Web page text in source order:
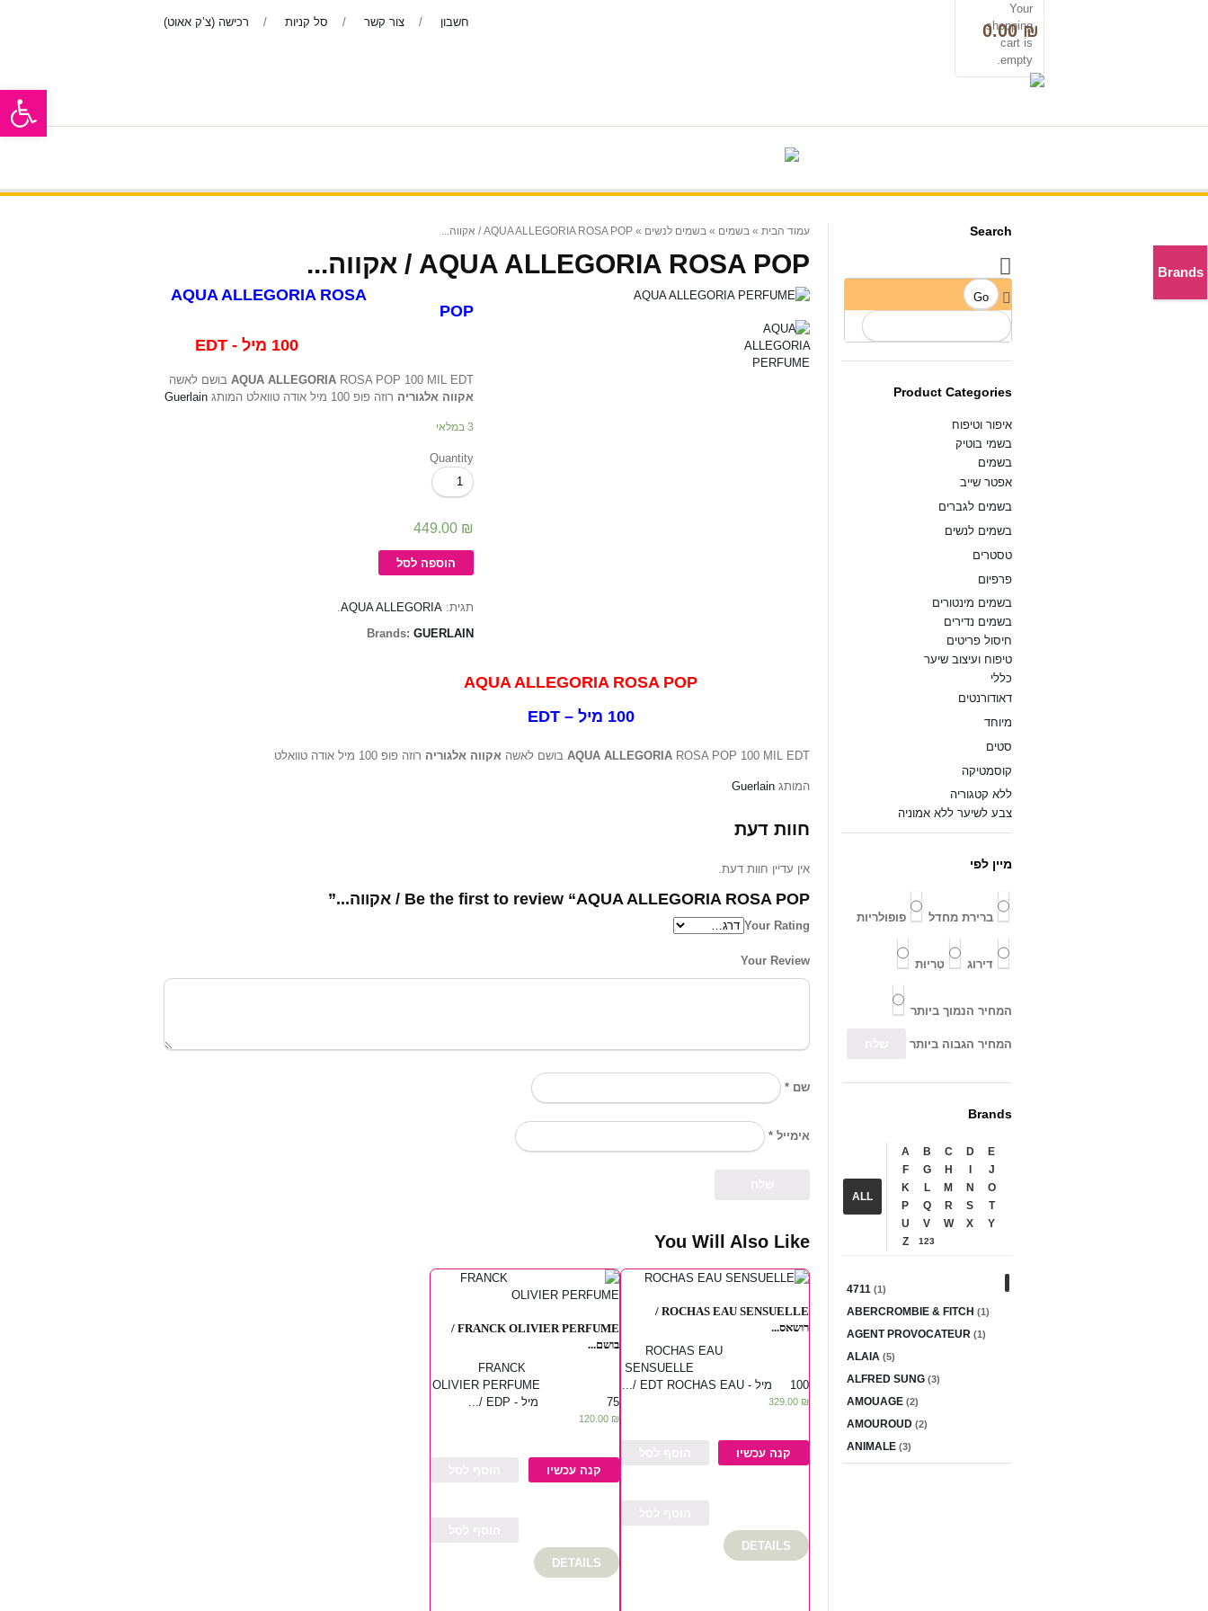
רכישה (צ’ק אאוט) סל קניות צור קשר חשבון 0.00₪
Your
shopping
cart is
empty.
עמוד הבית » בשמים » בשמים לנשים » AQUA ALLEGORIA ROSA POP / אקווה...
AQUA ALLEGORIA ROSA POP / אקווה...
AQUA ALLEGORIA ROSA
POP
AQUA ALLEGORIA ROSA POP 100 MIL EDT בושם לאשה
אקווה אלגוריה רוזה פופ 100 מיל אודה טוואלט המותג Guerlain
3 במלאי
Quantity
כמות
של
ALLEGORIA
POP
/
אלגוריה
רוזה
מיל
449.00 ₪
הוספה לסל
תגית: AQUA ALLEGORIA
.
Brands:GUERLAIN
AQUA ALLEGORIA ROSA POP 100 MIL EDT בושם לאשה אקווה אלגוריה רוזה פופ 100 מיל אודה טוואלט
המותג Guerlain
חוות דעת
אין עדיין חוות דעת.
Be the first to review “AQUA ALLEGORIA ROSA POP / אקווה...”
Your Rating
Your Review
שם *
אימייל *
You Will Also Like
ROCHAS EAU SENSUELLE /
רושאס...
ROCHAS EAU
SENSUELLE
100 מיל - EDT ROCHAS EAU /...
329.00 ₪
קנה עכשיו
DETAILS
FRANCK OLIVIER PERFUME /
בושם...
FRANCK
OLIVIER PERFUME
75 מיל - EDP /...
120.00 ₪
קנה עכשיו
DETAILS
Search
Product Categories
איפור וטיפוח
בשמי בוטיק
בשמים
אפטר שייב
בשמים לגברים
בשמים לנשים
טסטרים
פרפיום
בשמים מינטורים
בשמים נדירים
חיסול פריטים
טיפוח ועיצוב שיער
כללי
דאודורנטים
מיוחד
סטים
קוסמטיקה
ללא קטגוריה
צבע לשיער ללא אמוניה
מיין לפי
ברירת מחדל פופולריות
דירוג טְרִיוּת
המחיר הנמוך ביותר
המחיר הגבוה ביותר
Brands
ALL
A B C D
E
F
G H
J
K
L M N
O
P
Q R S
T
U
V W X
Y
Z
123
4711 (1)
ABERCROMBIE & FITCH (1)
AGENT PROVOCATEUR (1)
ALAIA (5)
ALFRED SUNG (3)
AMOUAGE (2)
AMOUROUD (2)
ANIMALE (3)
Brands
פתח